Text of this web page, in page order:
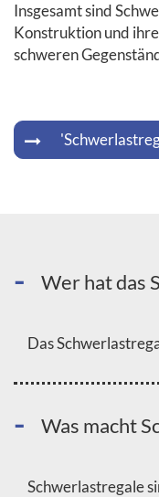
Insgesamt sind
Konstruktion und
schweren
Wer hat das
Das
Was macht
Schwerlastregale